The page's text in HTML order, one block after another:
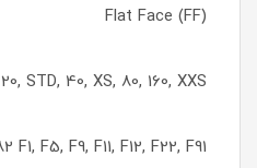
Flat Face (FF)
STD, 40, XS, 80, 160, XXS
F5, F9, F11, F12, F22, F91